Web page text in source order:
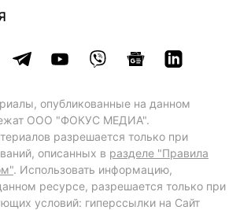
опубликованные на данном
ООО "ФОКУС МЕДИА".
разрешается только при
описанных в разделе "Правила
. Использовать информацию,
ресурсе, разрешается только при
условий: гиперссылки на Сайт